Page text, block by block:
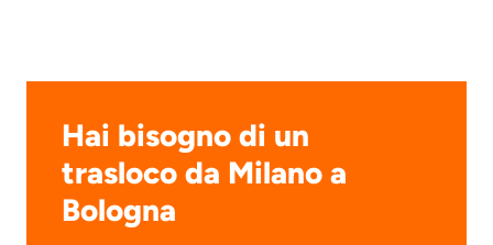
Hai bisogno di un
trasloco da Milano a
Bologna